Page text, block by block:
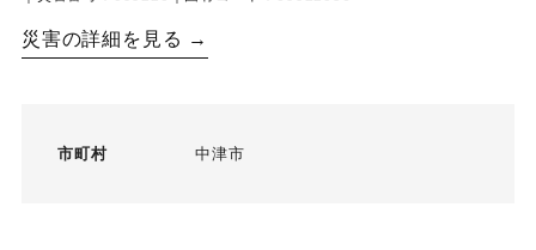
災害の詳細を見る →
市町村 中津市